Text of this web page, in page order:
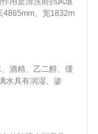
4865mm、宽1832m
款迈腾前悬架是麦
酒精、乙二醇、缓
水具有润湿、渗
醇的存在，能降低
行李箱容积为533l，